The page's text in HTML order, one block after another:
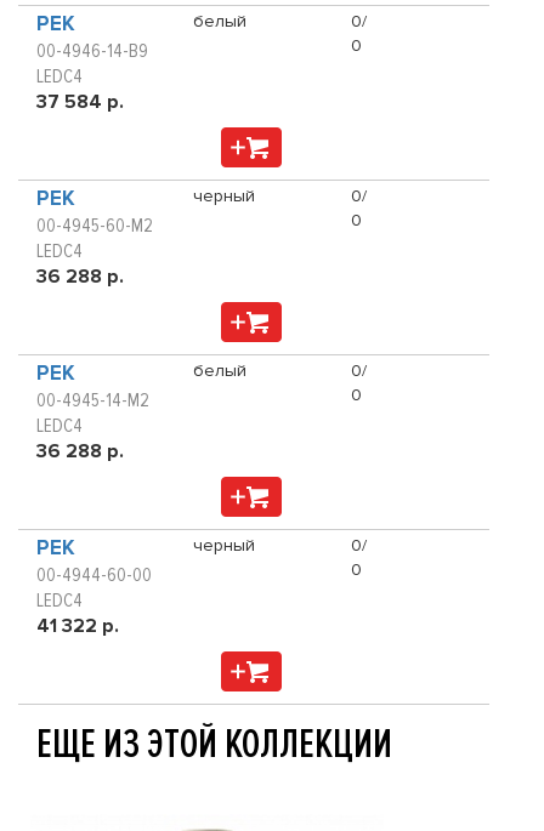
PEK
00-4946-14-B9
LEDC4
37 584 р.
белый
0/
0
PEK
00-4945-60-M2
LEDC4
36 288 р.
черный
0/
0
PEK
00-4945-14-M2
LEDC4
36 288 р.
белый
0/
0
PEK
00-4944-60-00
LEDC4
41 322 р.
черный
0/
0
ЕЩЕ ИЗ ЭТОЙ КОЛЛЕКЦИИ